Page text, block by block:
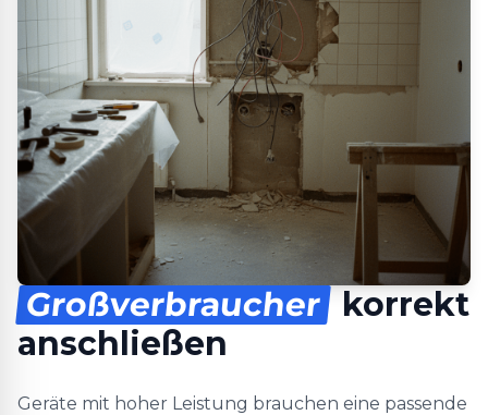
Großverbraucher korrekt
anschließen
Geräte mit hoher Leistung brauchen eine passende